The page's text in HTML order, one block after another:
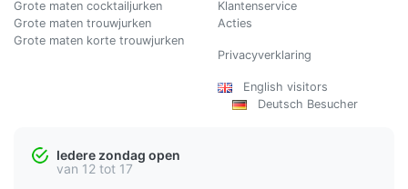
Grote maten cocktailjurken
Grote maten trouwjurken
Grote maten korte trouwjurken
Klantenservice
Acties
Privacyverklaring
English visitors
Deutsch Besucher
Iedere zondag open
van 12 tot 17